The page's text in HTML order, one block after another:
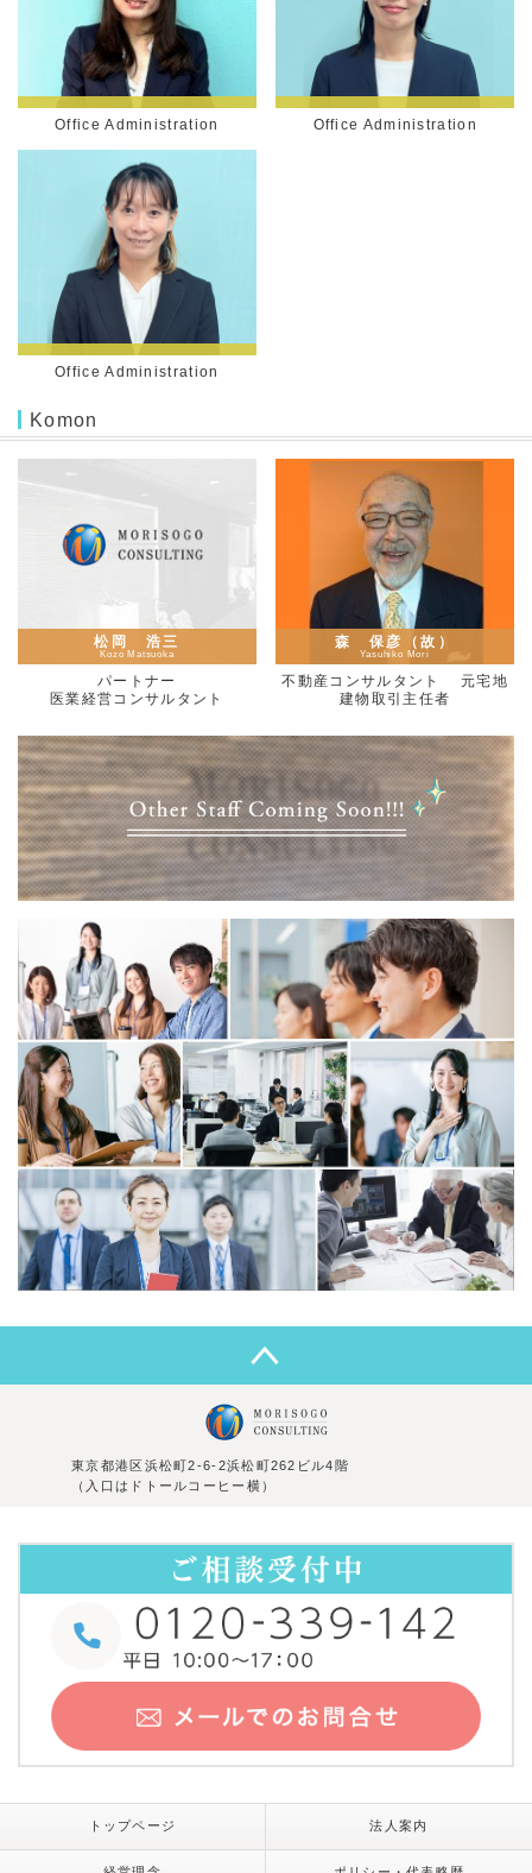
Office Administration Office Administration
Office Administration
Komon
松岡 浩三
Kozo Matsuoka
パートナー
医業経営コンサルタント
森 保彦（故）
Yasuhiko Mori
不動産コンサルタント 元宅地
建物取引主任者
東京都港区浜松町2-6-2浜松町262ビル4階
（入口はドトールコーヒー横）
トップページ 法人案内